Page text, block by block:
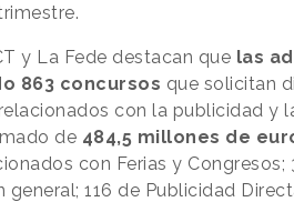
y La Fede destacan que las
863 concursos que solicitan
con la publicidad y
de 484,5 millones de
con Ferias y Congresos;
116 de Publicidad